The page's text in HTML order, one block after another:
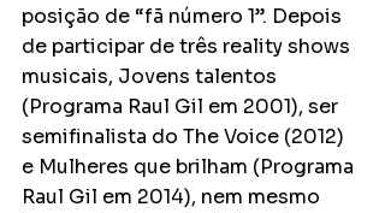
posição de “fã número 1”. Depois
de participar de três reality shows
musicais, Jovens talentos
(Programa Raul Gil em 2001), ser
semifinalista do The Voice (2012)
e Mulheres que brilham (Programa
Raul Gil em 2014), nem mesmo